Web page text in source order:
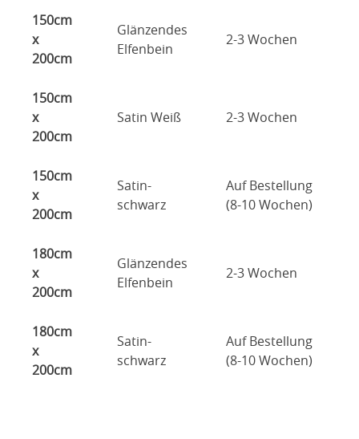
150cm
x
200cm
Glänzendes
Elfenbein
2-3 Wochen
150cm
x
200cm
Satin Weiß 2-3 Wochen
150cm
x
200cm
Satin-
schwarz
Auf Bestellung
(8-10 Wochen)
180cm
x
200cm
Glänzendes
Elfenbein
2-3 Wochen
180cm
x
200cm
Satin-
schwarz
Auf Bestellung
(8-10 Wochen)